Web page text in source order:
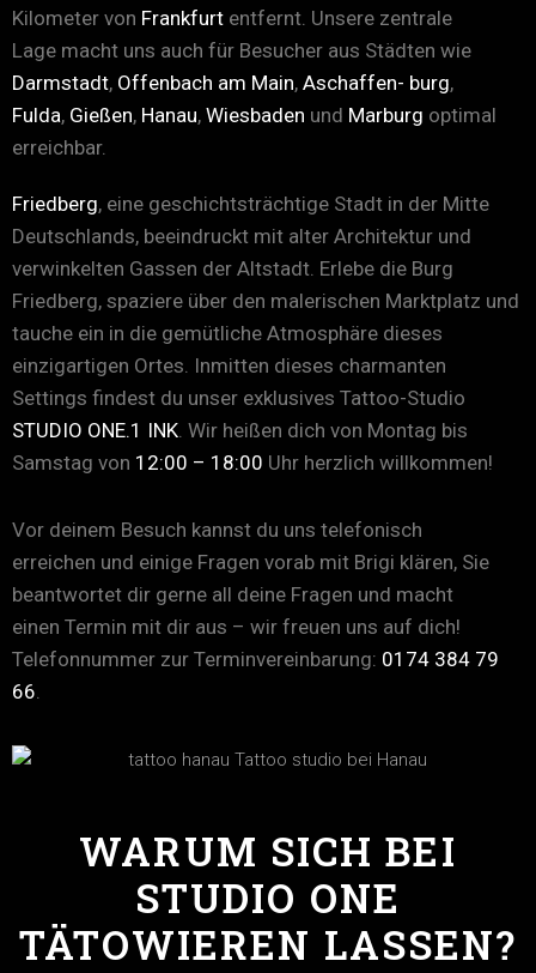
Kilometer von Frankfurt entfernt. Unsere zentrale
Lage macht uns auch für Besucher aus Städten wie
Darmstadt, Offenbach am Main, Aschaffen- burg,
Fulda, Gießen, Hanau, Wiesbaden und Marburg optimal
erreichbar.
Friedberg, eine geschichtsträchtige Stadt in der Mitte
Deutschlands, beeindruckt mit alter Architektur und
verwinkelten Gassen der Altstadt. Erlebe die Burg
Friedberg, spaziere über den malerischen Marktplatz und
tauche ein in die gemütliche Atmosphäre dieses
einzigartigen Ortes. Inmitten dieses charmanten
Settings findest du unser exklusives Tattoo-Studio
STUDIO ONE.1 INK. Wir heißen dich von Montag bis
Samstag von 12:00 – 18:00 Uhr herzlich willkommen!
Vor deinem Besuch kannst du uns telefonisch
erreichen und einige Fragen vorab mit Brigi klären, Sie
beantwortet dir gerne all deine Fragen und macht
einen Termin mit dir aus – wir freuen uns auf dich!
Telefonnummer zur Terminvereinbarung: 0174 384 79
66.
WARUM SICH BEI
STUDIO ONE
TÄTOWIEREN LASSEN?